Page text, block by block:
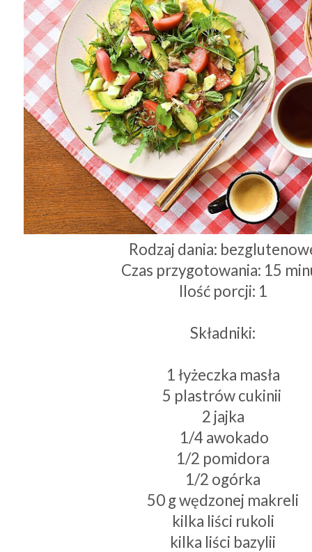
Rodzaj dania:
Czas przygotowania: 15
Ilość porcji: 1
Składniki:
1 łyżeczka masła
5 plastrów cukinii
2 jajka
1/4 awokado
1/2 pomidora
1/2 ogórka
50 g wędzonej makreli
kilka liści rukoli
kilka liści bazylii